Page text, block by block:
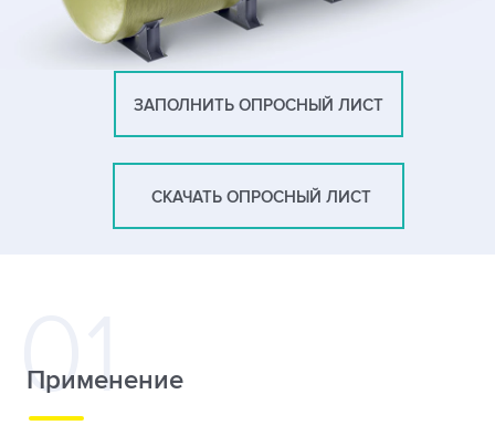
ЗАПОЛНИТЬ ОПРОСНЫЙ ЛИСТ
СКАЧАТЬ ОПРОСНЫЙ ЛИСТ
Применение